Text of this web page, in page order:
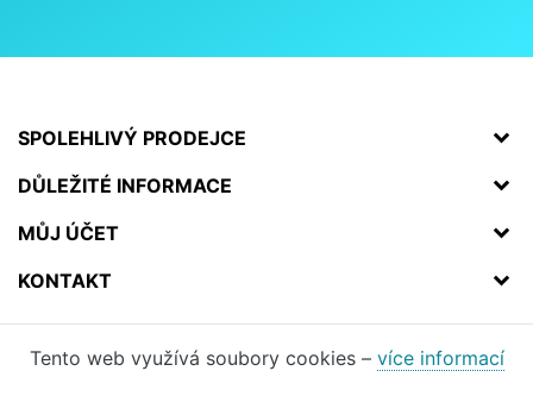
SPOLEHLIVÝ PRODEJCE
DŮLEŽITÉ INFORMACE
MŮJ ÚČET
KONTAKT
Tento web využívá soubory cookies – více informací